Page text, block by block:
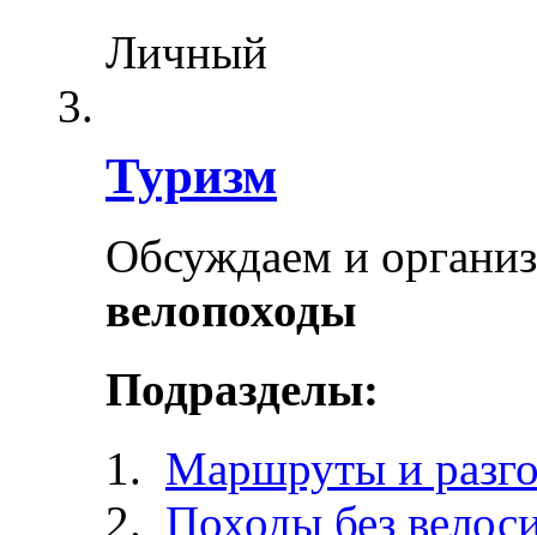
Личный
Туризм
Обсуждаем и
велопоходы
Подразделы:
Маршруты и
Походы без